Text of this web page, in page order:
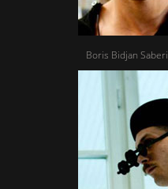
Boris Bidjan Saberi